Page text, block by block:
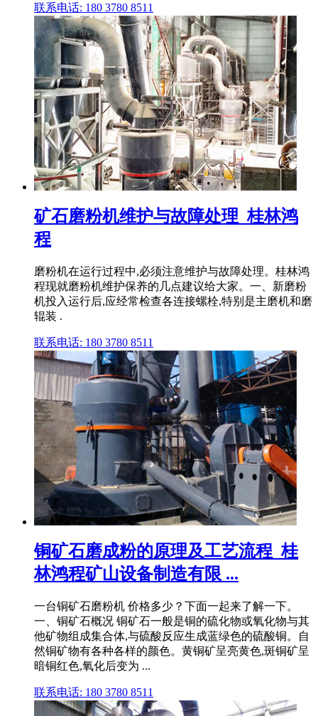
联系电话: 180 3780 8511
矿石磨粉机维护与故障处理_桂林鸿
程
磨粉机在运行过程中,必须注意维护与故障处理。桂林鸿
程现就磨粉机维护保养的几点建议给大家。一、新磨粉
机投入运行后,应经常检查各连接螺栓,特别是主磨机和磨
辊装 .
联系电话: 180 3780 8511
铜矿石磨成粉的原理及工艺流程_桂
林鸿程矿山设备制造有限 ...
一台铜矿石磨粉机 价格多少？下面一起来了解一下。
一、铜矿石概况 铜矿石一般是铜的硫化物或氧化物与其
他矿物组成集合体,与硫酸反应生成蓝绿色的硫酸铜。自
然铜矿物有各种各样的颜色。黄铜矿呈亮黄色,斑铜矿呈
暗铜红色,氧化后变为 ...
联系电话: 180 3780 8511